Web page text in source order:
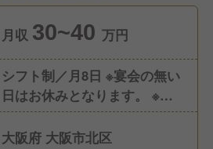
月収 30~40 万円
シフト制／月8日 ※宴会の無い
日はお休みとなります。 ※GW
や年末年始は店休あり ※土日
祝の店休の場合あり
大阪府 大阪市北区